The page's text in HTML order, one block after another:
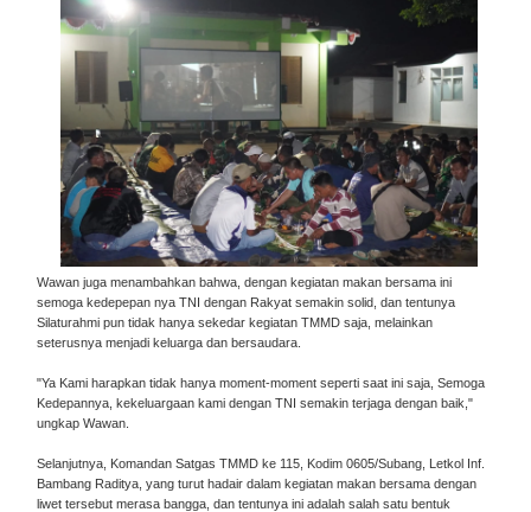
Wawan juga menambahkan bahwa, dengan kegiatan makan bersama ini
semoga kedepepan nya TNI dengan Rakyat semakin solid, dan tentunya
Silaturahmi pun tidak hanya sekedar kegiatan TMMD saja, melainkan
seterusnya menjadi keluarga dan bersaudara.
"Ya Kami harapkan tidak hanya moment-moment seperti saat ini saja, Semoga
Kedepannya, kekeluargaan kami dengan TNI semakin terjaga dengan baik,"
ungkap Wawan.
Selanjutnya, Komandan Satgas TMMD ke 115, Kodim 0605/Subang, Letkol Inf.
Bambang Raditya, yang turut hadair dalam kegiatan makan bersama dengan
liwet tersebut merasa bangga, dan tentunya ini adalah salah satu bentuk